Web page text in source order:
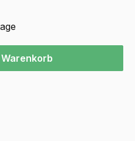
oder benutze die Schaltflächen